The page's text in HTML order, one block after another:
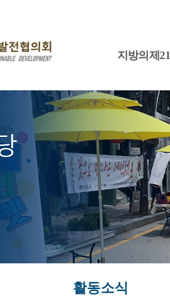
지방의제21
활동소식